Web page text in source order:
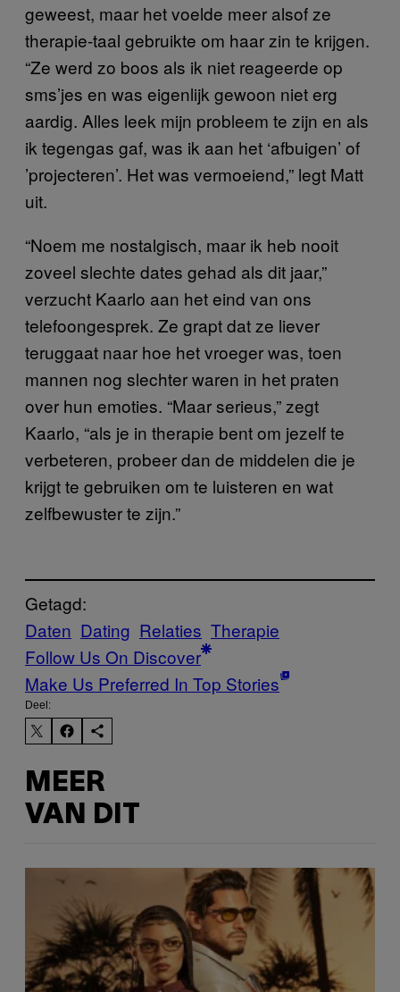
geweest, maar het voelde meer alsof ze
therapie-taal gebruikte om haar zin te krijgen.
“Ze werd zo boos als ik niet reageerde op
sms’jes en was eigenlijk gewoon niet erg
aardig. Alles leek mijn probleem te zijn en als
ik tegengas gaf, was ik aan het ‘afbuigen’ of
’projecteren’. Het was vermoeiend,” legt Matt
uit.
“Noem me nostalgisch, maar ik heb nooit
zoveel slechte dates gehad als dit jaar,”
verzucht Kaarlo aan het eind van ons
telefoongesprek. Ze grapt dat ze liever
teruggaat naar hoe het vroeger was, toen
mannen nog slechter waren in het praten
over hun emoties. “Maar serieus,” zegt
Kaarlo, “als je in therapie bent om jezelf te
verbeteren, probeer dan de middelen die je
krijgt te gebruiken om te luisteren en wat
zelfbewuster te zijn.”
Getagd:
Daten Dating Relaties Therapie
Follow Us On Discover
Make Us Preferred In Top Stories
Deel:
MEER
VAN DIT